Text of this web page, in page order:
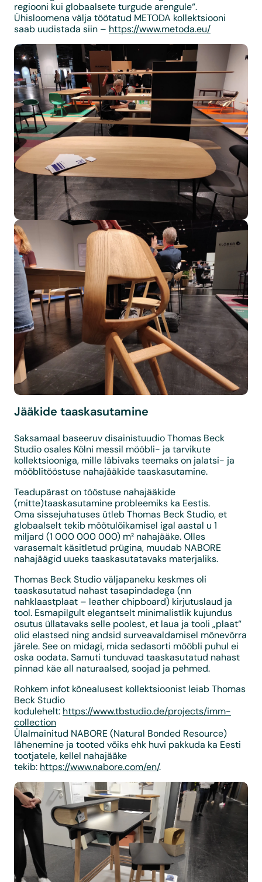
regiooni kui globaalsete turgude arengule“.
Ühisloomena välja töötatud METODA kollektsiooni
saab uudistada siin – https://www.metoda.eu/
Jääkide taaskasutamine
Saksamaal baseeruv disainistuudio Thomas Beck
Studio osales Kölni messil mööbli- ja tarvikute
kollektsiooniga, mille läbivaks teemaks on jalatsi- ja
mööblitööstuse nahajääkide taaskasutamine.
Teadupärast on tööstuse nahajääkide
(mitte)taaskasutamine probleemiks ka Eestis.
Oma sissejuhatuses ütleb Thomas Beck Studio, et
globaalselt tekib mõõtulõikamisel igal aastal u 1
miljard (1 000 000 000) m² nahajääke. Olles
varasemalt käsitletud prügina, muudab NABORE
nahajäägid uueks taaskasutatavaks materjaliks.
Thomas Beck Studio väljapaneku keskmes oli
taaskasutatud nahast tasapindadega (nn
nahklaastplaat – leather chipboard) kirjutuslaud ja
tool. Esmapilgult elegantselt minimalistlik kujundus
osutus üllatavaks selle poolest, et laua ja tooli „plaat“
olid elastsed ning andsid surveavaldamisel mõnevõrra
järele. See on midagi, mida sedasorti mööbli puhul ei
oska oodata. Samuti tunduvad taaskasutatud nahast
pinnad käe all naturaalsed, soojad ja pehmed.
Rohkem infot kõnealusest kollektsioonist leiab Thomas
Beck Studio
kodulehelt: https://www.tbstudio.de/projects/imm-
collection
Ülalmainitud NABORE (Natural Bonded Resource)
lähenemine ja tooted võiks ehk huvi pakkuda ka Eesti
tootjatele, kellel nahajääke
tekib: https://www.nabore.com/en/.